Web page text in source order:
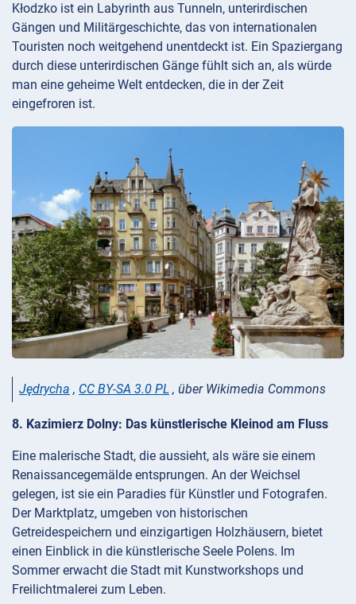
Kłodzko ist ein Labyrinth aus Tunneln, unterirdischen
Gängen und Militärgeschichte, das von internationalen
Touristen noch weitgehend unentdeckt ist. Ein Spaziergang
durch diese unterirdischen Gänge fühlt sich an, als würde
man eine geheime Welt entdecken, die in der Zeit
eingefroren ist.
Jędrycha , CC BY-SA 3.0 PL , über Wikimedia Commons
8. Kazimierz Dolny: Das künstlerische Kleinod am Fluss
Eine malerische Stadt, die aussieht, als wäre sie einem
Renaissancegemälde entsprungen. An der Weichsel
gelegen, ist sie ein Paradies für Künstler und Fotografen.
Der Marktplatz, umgeben von historischen
Getreidespeichern und einzigartigen Holzhäusern, bietet
einen Einblick in die künstlerische Seele Polens. Im
Sommer erwacht die Stadt mit Kunstworkshops und
Freilichtmalerei zum Leben.